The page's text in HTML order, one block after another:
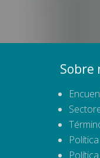
Sobre